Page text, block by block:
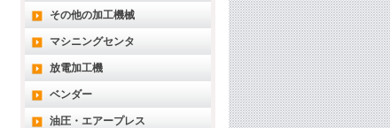
その他の加工機械
マシニングセンタ
放電加工機
ベンダー
油圧・エアープレス